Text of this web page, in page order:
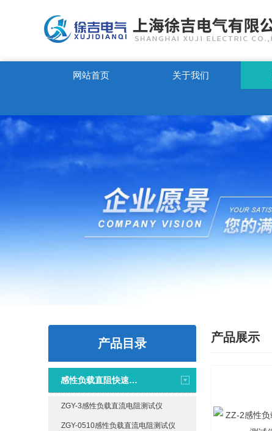
网站首页 关于我们
产品目录
感性负载直阻快速测试仪
ZGY-3感性负载直流电阻测试仪
ZGY-0510感性负载直流电阻测试仪
产品展示